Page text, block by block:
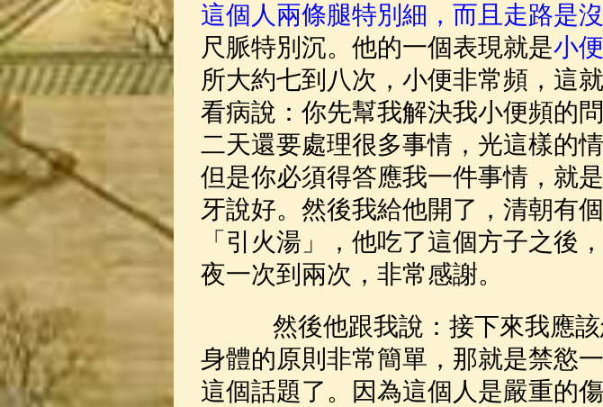
這個人兩條腿特別細，而且走路是
尺脈特別沉。他的一個表現就是小
所大約七到八次，小便非常頻，這
看病說：你先幫我解決我小便頻的
二天還要處理很多事情，光這樣的
但是你必須得答應我一件事情，就
牙說好。然後我給他開了，清朝有
「引火湯」，他吃了這個方子之後
夜一次到兩次，非常感謝。
然後他跟我說：接下來我應該
身體的原則非常簡單，那就是禁慾
這個話題了。因為這個人是嚴重的